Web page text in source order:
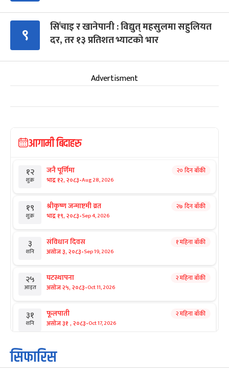
९
सिँचाइ र खानेपानी : विद्युत् महसुलमा सहुलियत
दर, तर १३ प्रतिशत भ्याटको भार
Advertisment
आगामी बिदाहरु
१२
शुक्र
जनै पूर्णिमा
भाद्र १२, २०८३-Aug 28, 2026
२० दिन बाँकी
१९
शुक्र
श्रीकृष्ण जन्माष्टमी व्रत
भाद्र १९, २०८३-Sep 4, 2026
२७ दिन बाँकी
३
शनि
संविधान दिवस
असोज ३, २०८३-Sep 19, 2026
१ महिना बाँकी
२५
आइत
घटस्थापना
असोज २५, २०८३-Oct 11, 2026
२ महिना बाँकी
३१
शनि
फूलपाती
असोज ३१ , २०८३-Oct 17, 2026
२ महिना बाँकी
१
आइत
कार्तिक सङ्क्रान्ति
कार्तिक १, २०८३
सिफारिस